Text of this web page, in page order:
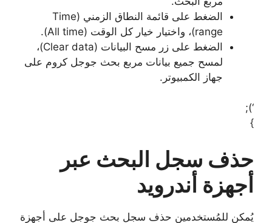
الضغط على قائمة النطاق الزمني (Time
range)، واختيار خيار كل الوقت (All time).
الضغط على زر مسح البيانات (Clear data)،
لمسح جميع بيانات مربع بحث جوجل كروم على
جهاز الكمبيوتر.
‘);
}
حذف سجل البحث عبر
أجهزة أندرويد
يُمكن للمُستخدمين حذف سجل بحث جوجل على أجهزة